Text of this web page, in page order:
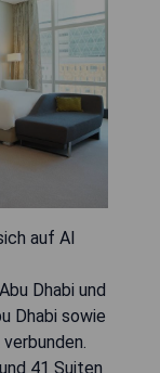
auf Al
Dhabi und
Dhabi sowie
41 Suiten